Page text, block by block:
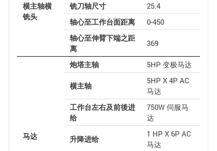
横主轴横
铣头
铣刀轴尺寸
25.4
轴心至工作台面距离
0-450
轴心至伸臂下端之距
离
369
马达
炮塔主轴 5HP 变极马达
横主轴
5HP X 4P AC
马达
工作台左右及前後进
给
750W 伺服马
达
升降进给
1 HP X 6P AC
马达